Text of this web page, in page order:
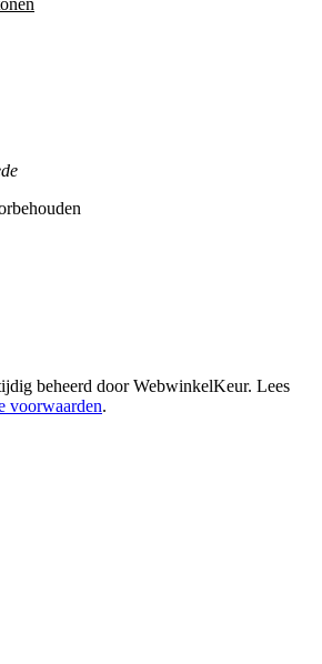
beheerd doorWebwinkelKeur. Lees
voorwaarden.